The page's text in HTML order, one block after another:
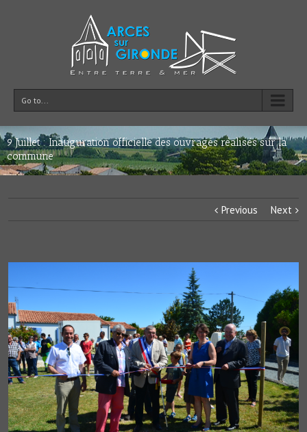
Go to...
9 Juillet : Inauguration officielle des ouvrages réalisés sur la
commune
Previous Next